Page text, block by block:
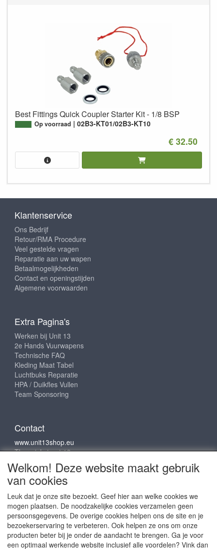
Best Fittings Quick Coupler Starter Kit - 1/8 BSP
Op voorraad 02B3-KT01/02B3-KT10
€ 32.50
Klantenservice
Ons Bedrijf
Retour/RMA Procedure
Veel gestelde vragen
Reparatie aan uw wapen
Betaalmogelijkheden
Contact en openingstijden
Algemene voorwaarden
Extra Pagina's
Werken bij Unit 13
2e Hands Vuurwapens
Technische FAQ
Kleding Maat Tabel
Luchtbuks Reparatie
HPA / Duikfles Vullen
Team Sponsoring
Contact
www.unit13shop.eu
Thermiekstraat 12
6361 HB Nuth
info@unit13shop.eu
Sociale media
Welkom! Deze website maakt gebruik
van cookies
Leuk dat je onze site bezoekt. Geef hier aan welke cookies we
mogen plaatsen. De noodzakelijke cookies verzamelen geen
persoonsgegevens. De overige cookies helpen ons de site en je
bezoekerservaring te verbeteren. Ook helpen ze ons om onze
producten beter bij je onder de aandacht te brengen. Ga je voor
een optimaal werkende website inclusief alle voordelen? Vink dan